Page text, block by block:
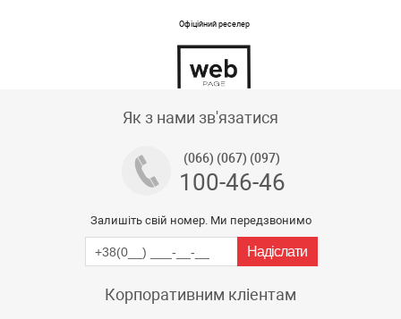
Офіційний реселер
Як з нами зв'язатися
(066) (067) (097)
100-46-46
Залишіть свій номер. Ми передзвонимо
Корпоративним кліентам